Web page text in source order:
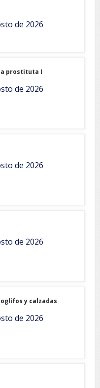
de 2026
prostituta I
de 2026
de 2026
de 2026
y calzadas
de 2026